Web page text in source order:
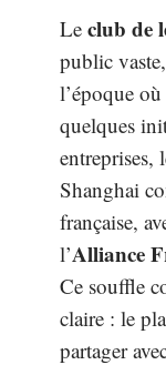
Le club de
public
l’époque où
quelques
entreprises,
Shanghai
française,
l’Alliance
Ce souffle
claire : le
partager